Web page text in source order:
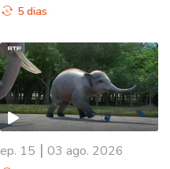
5 dias
ep. 15 | 03 ago. 2026